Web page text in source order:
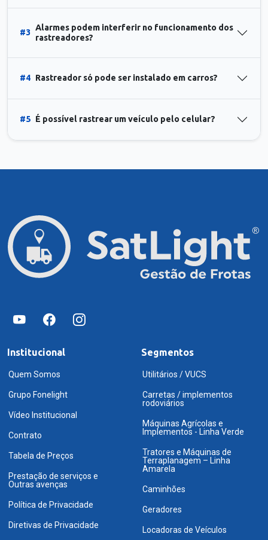
#3
Alarmes podem interferir no funcionamento dos
rastreadores?
#4 Rastreador só pode ser instalado em carros?
#5 É possível rastrear um veículo pelo celular?
Institucional
Quem Somos
Grupo Fonelight
Vídeo Institucional
Contrato
Tabela de Preços
Prestação de serviços e
Outras avenças
Política de Privacidade
Diretivas de Privacidade
Segmentos
Utilitários / VUCS
Carretas / implementos
rodoviários
Máquinas Agrícolas e
Implementos - Linha Verde
Tratores e Máquinas de
Terraplanagem – Linha
Amarela
Caminhões
Geradores
Locadoras de Veículos